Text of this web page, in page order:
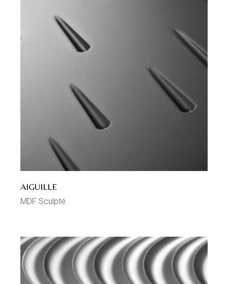
AIGUILLE
MDF Sculpté